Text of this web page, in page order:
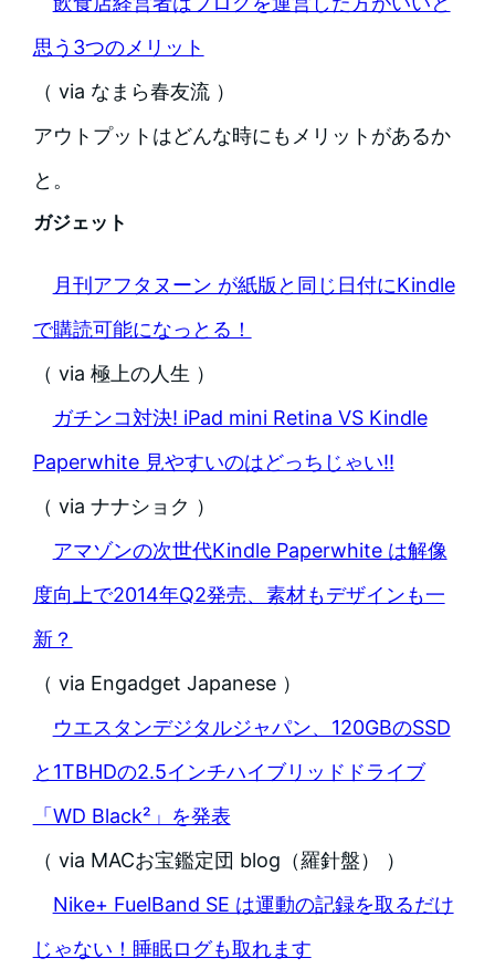
思う3つのメリット
（ via なまら春友流 ）
アウトプットはどんな時にもメリットがあるか
と。
ガジェット
月刊アフタヌーン が紙版と同じ日付にKindle
で購読可能になっとる！
（ via 極上の人生 ）
ガチンコ対決! iPad mini Retina VS Kindle
Paperwhite 見やすいのはどっちじゃい!!
（ via ナナショク ）
アマゾンの次世代Kindle Paperwhite は解像
度向上で2014年Q2発売、素材もデザインも一
新？
（ via Engadget Japanese ）
ウエスタンデジタルジャパン、120GBのSSD
と1TBHDの2.5インチハイブリッドドライブ
「WD Black²」を発表
（ via MACお宝鑑定団 blog（羅針盤） ）
Nike+ FuelBand SE は運動の記録を取るだけ
じゃない！睡眠ログも取れます